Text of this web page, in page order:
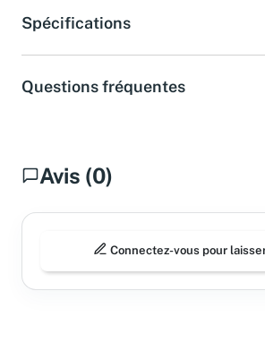
Spécifications
Questions fréquentes
Avis (0)
Connectez-vous pour